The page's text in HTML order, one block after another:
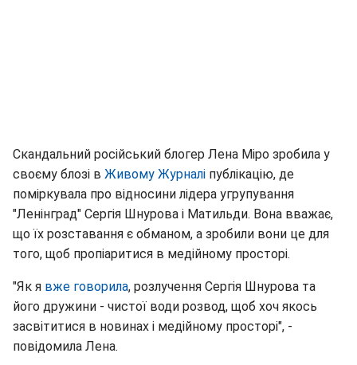
Скандальний російський блогер Лена Міро зробила у
своєму блозі в Живому Журналі публікацію, де
поміркувала про відносини лідера угрупування
"Ленінград" Сергія Шнурова і Матильди. Вона вважає,
що їх розставання є обманом, а зробили вони це для
того, щоб пропіаритися в медійному просторі.
"Як я вже говорила, розлучення Сергія Шнурова та
його дружини - чистої води розвод, щоб хоч якось
засвітитися в новинах і медійному просторі", -
повідомила Лена.